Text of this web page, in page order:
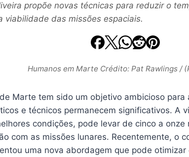
propõe novas técnicas para reduzir o
viabilidade das missões espaciais.
Humanos em Marte Crédito: Pat Rawlings /
Marte tem sido um objetivo ambicioso para
e técnicos permanecem significativos. A
condições, pode levar de cinco a
com as missões lunares. Recentemente, o
uma nova abordagem que pode otimizar